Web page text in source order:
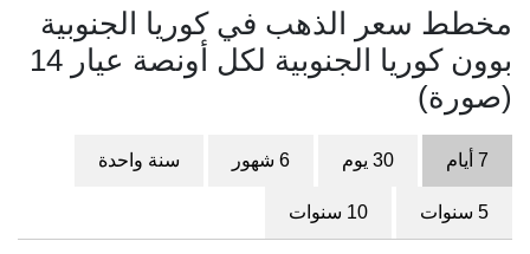
مخطط سعر الذهب في كوريا الجنوبية
بوون كوريا الجنوبية لكل أونصة عيار 14
(صورة)
7 أيام 30 يوم 6 شهور سنة واحدة
5 سنوات 10 سنوات